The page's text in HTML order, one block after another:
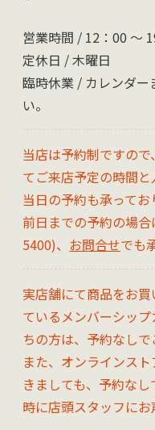
営業時間 / 12：00 〜
定休日 / 木曜日
臨時休業 / カレンダー
い。
当店は予約制ですの
てご来店予定の時間
当日の予約も承ってお
前日までの予約の場
5400)、 お問合せでも
実店舗にて商品をお
ているメンバーシッ
ちの方は、予約なしで
また、オンラインス
きましても、予約な
時に店頭スタッフにお